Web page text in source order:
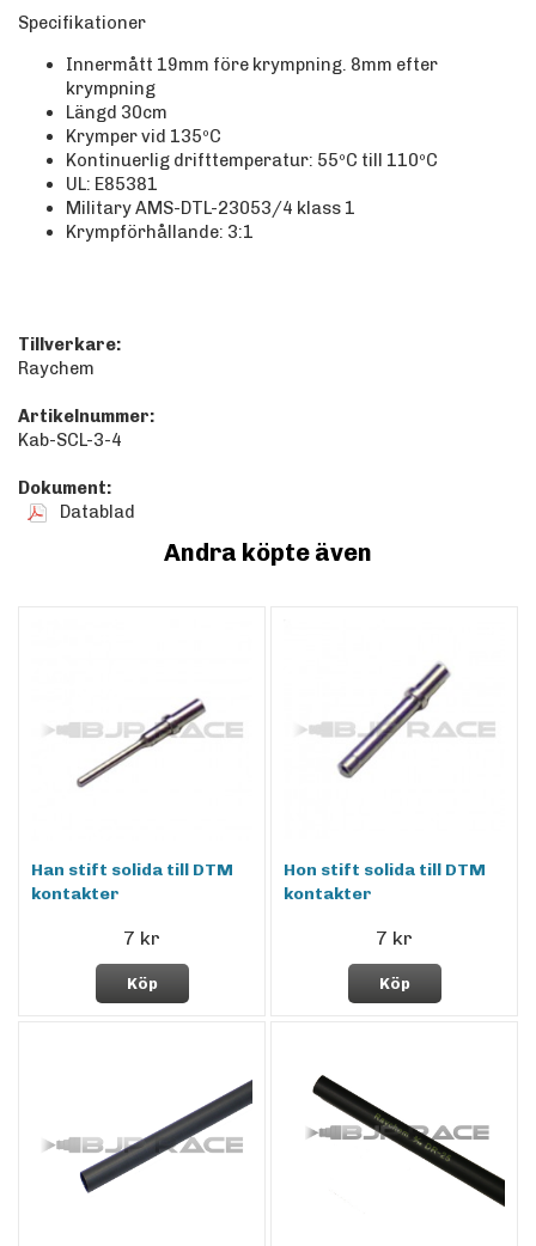
Specifikationer
Innermått 19mm före krympning. 8mm efter
krympning
Längd 30cm
Krymper vid 135ºC
Kontinuerlig drifttemperatur: 55ºC till 110ºC
UL: E85381
Military AMS-DTL-23053/4 klass 1
Krympförhållande: 3:1
Tillverkare:
Raychem
Artikelnummer:
Kab-SCL-3-4
Dokument:
Datablad
Andra köpte även
Han stift solida till DTM
kontakter
7 kr
Köp
Hon stift solida till DTM
kontakter
7 kr
Köp